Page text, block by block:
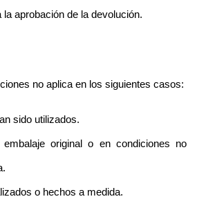
la aprobación de la devolución.
no aplica en los siguientes casos:
sido utilizados.
original o en condiciones no
o hechos a medida.